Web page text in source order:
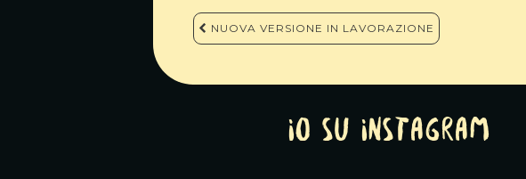
Navigazione
articoli
NUOVA VERSIONE IN LAVORAZIONE
Io su Instagram